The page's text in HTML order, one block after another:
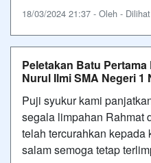
18/03/2024 21:37 - Oleh -
Peletakan Batu
Nurul Ilmi SMA Negeri 1
Puji syukur kami
segala limpahan Rahmat
telah tercurahkan kepada
salam semoga tetap